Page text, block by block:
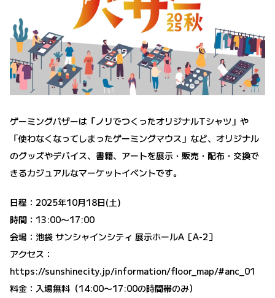
ゲーミングバザーは「ノリでつくったオリジナルTシャツ」や
「使わなくなってしまったゲーミングマウス」など、オリジナル
のグッズやデバイス、書籍、アートを展示・販売・配布・交換で
きるカジュアルなマーケットイベントです。
日程：2025年10月18日(土)
時間：13:00〜17:00
会場：池袋 サンシャインシティ 展示ホールA［A-2］
アクセス：
https://sunshinecity.jp/information/floor_map/#anc_01
料金：入場無料（14:00〜17:00の時間帯のみ）